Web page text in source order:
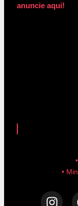
anuncie aqui!
•